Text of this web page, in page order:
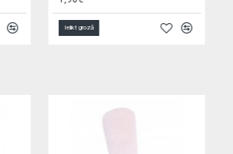
Ielikt grozā